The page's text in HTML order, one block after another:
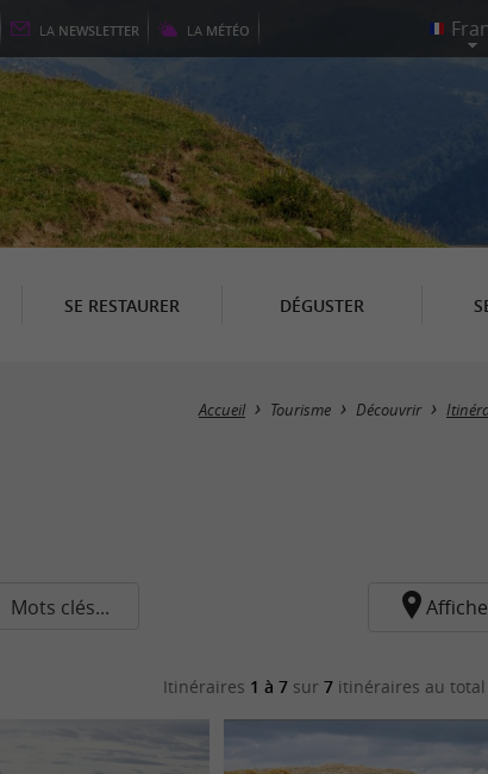
LA NEWSLETTER LA MÉTÉO
SE RESTAURER DÉGUSTER
Accueil Tourisme Découvrir
Mots clés...
Itinéraires 1 à 7 sur7 itinéraires au total